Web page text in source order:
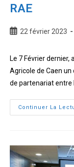
RAE
Publication
22 février 2023
Le 7 Février
Agricole de Caen
de partenariat entre
Continuer La